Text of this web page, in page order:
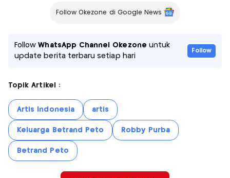
Follow Okezone di Google News
FollowWhatsApp Channel Okezone untuk
update berita terbaru setiap hari
Follow
Topik Artikel :
Artis Indonesia artis
Keluarga Betrand Peto Robby Purba
Betrand Peto